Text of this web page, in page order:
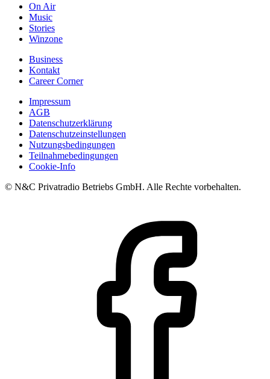
On Air
Music
Stories
Winzone
Business
Kontakt
Career Corner
Impressum
AGB
Datenschutzerklärung
Datenschutzeinstellungen
Nutzungsbedingungen
Teilnahmebedingungen
Cookie-Info
© N&C Privatradio Betriebs GmbH. Alle Rechte vorbehalten.